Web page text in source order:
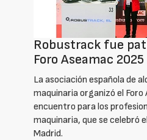
Robustrack fue
Foro Aseamac 2025
La asociación española de
maquinaria organizó el Foro
encuentro para los
maquinaria, que se celebró
Madrid.